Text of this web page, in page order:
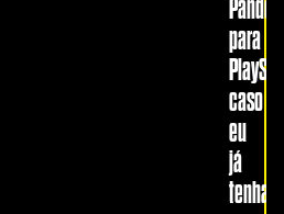
para
caso
eu
já
tenha